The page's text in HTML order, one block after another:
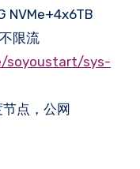
NVMe+4x6TB
限流
soyoustart/sys-
点，公网